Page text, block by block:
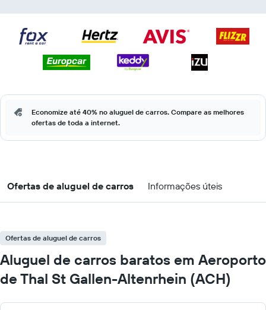
Economize até 40% no aluguel de carros. Compare as melhores
ofertas de toda a internet.
Ofertas de aluguel de carros Informações úteis
Ofertas de aluguel de carros
Aluguel de carros baratos em Aeroporto
de Thal St Gallen-Altenrhein (ACH)